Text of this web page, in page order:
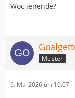
Wochenende?
Meister
6. Mai 2026 um 10:07